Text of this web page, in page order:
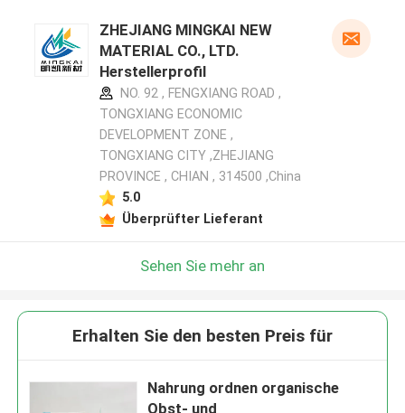
ZHEJIANG MINGKAI NEW
MATERIAL CO., LTD.
Herstellerprofil
NO. 92 , FENGXIANG ROAD ,
TONGXIANG ECONOMIC
DEVELOPMENT ZONE ,
TONGXIANG CITY ,ZHEJIANG
PROVINCE , CHIAN , 314500 ,China
5.0
Überprüfter Lieferant
Sehen Sie mehr an
Erhalten Sie den besten Preis für
Nahrung ordnen organische
Obst- und